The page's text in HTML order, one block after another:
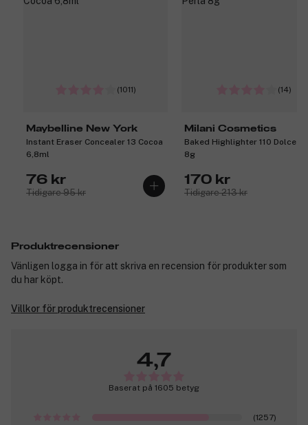
(1011)
Maybelline New York
Instant Eraser Concealer 13 Cocoa
6,8ml
76 kr
Tidigare 95 kr
(14)
Milani Cosmetics
Baked Highlighter 110 Dolce
8g
170 kr
Tidigare 213 kr
Produktrecensioner
Vänligen logga in för att skriva en recension för produkter som
du har köpt.
Villkor för produktrecensioner
4,7
Baserat på 1605 betyg
(1257)